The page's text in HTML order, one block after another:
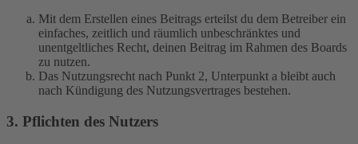
Mit dem Erstellen eines Beitrags erteilst du dem Betreiber ein
einfaches, zeitlich und räumlich unbeschränktes und
unentgeltliches Recht, deinen Beitrag im Rahmen des Boards
zu nutzen.
Das Nutzungsrecht nach Punkt 2, Unterpunkt a bleibt auch
nach Kündigung des Nutzungsvertrages bestehen.
3. Pflichten des Nutzers